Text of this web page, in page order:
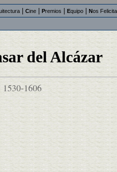
Cine Premios Equipo Nos
del Alcázar
1606